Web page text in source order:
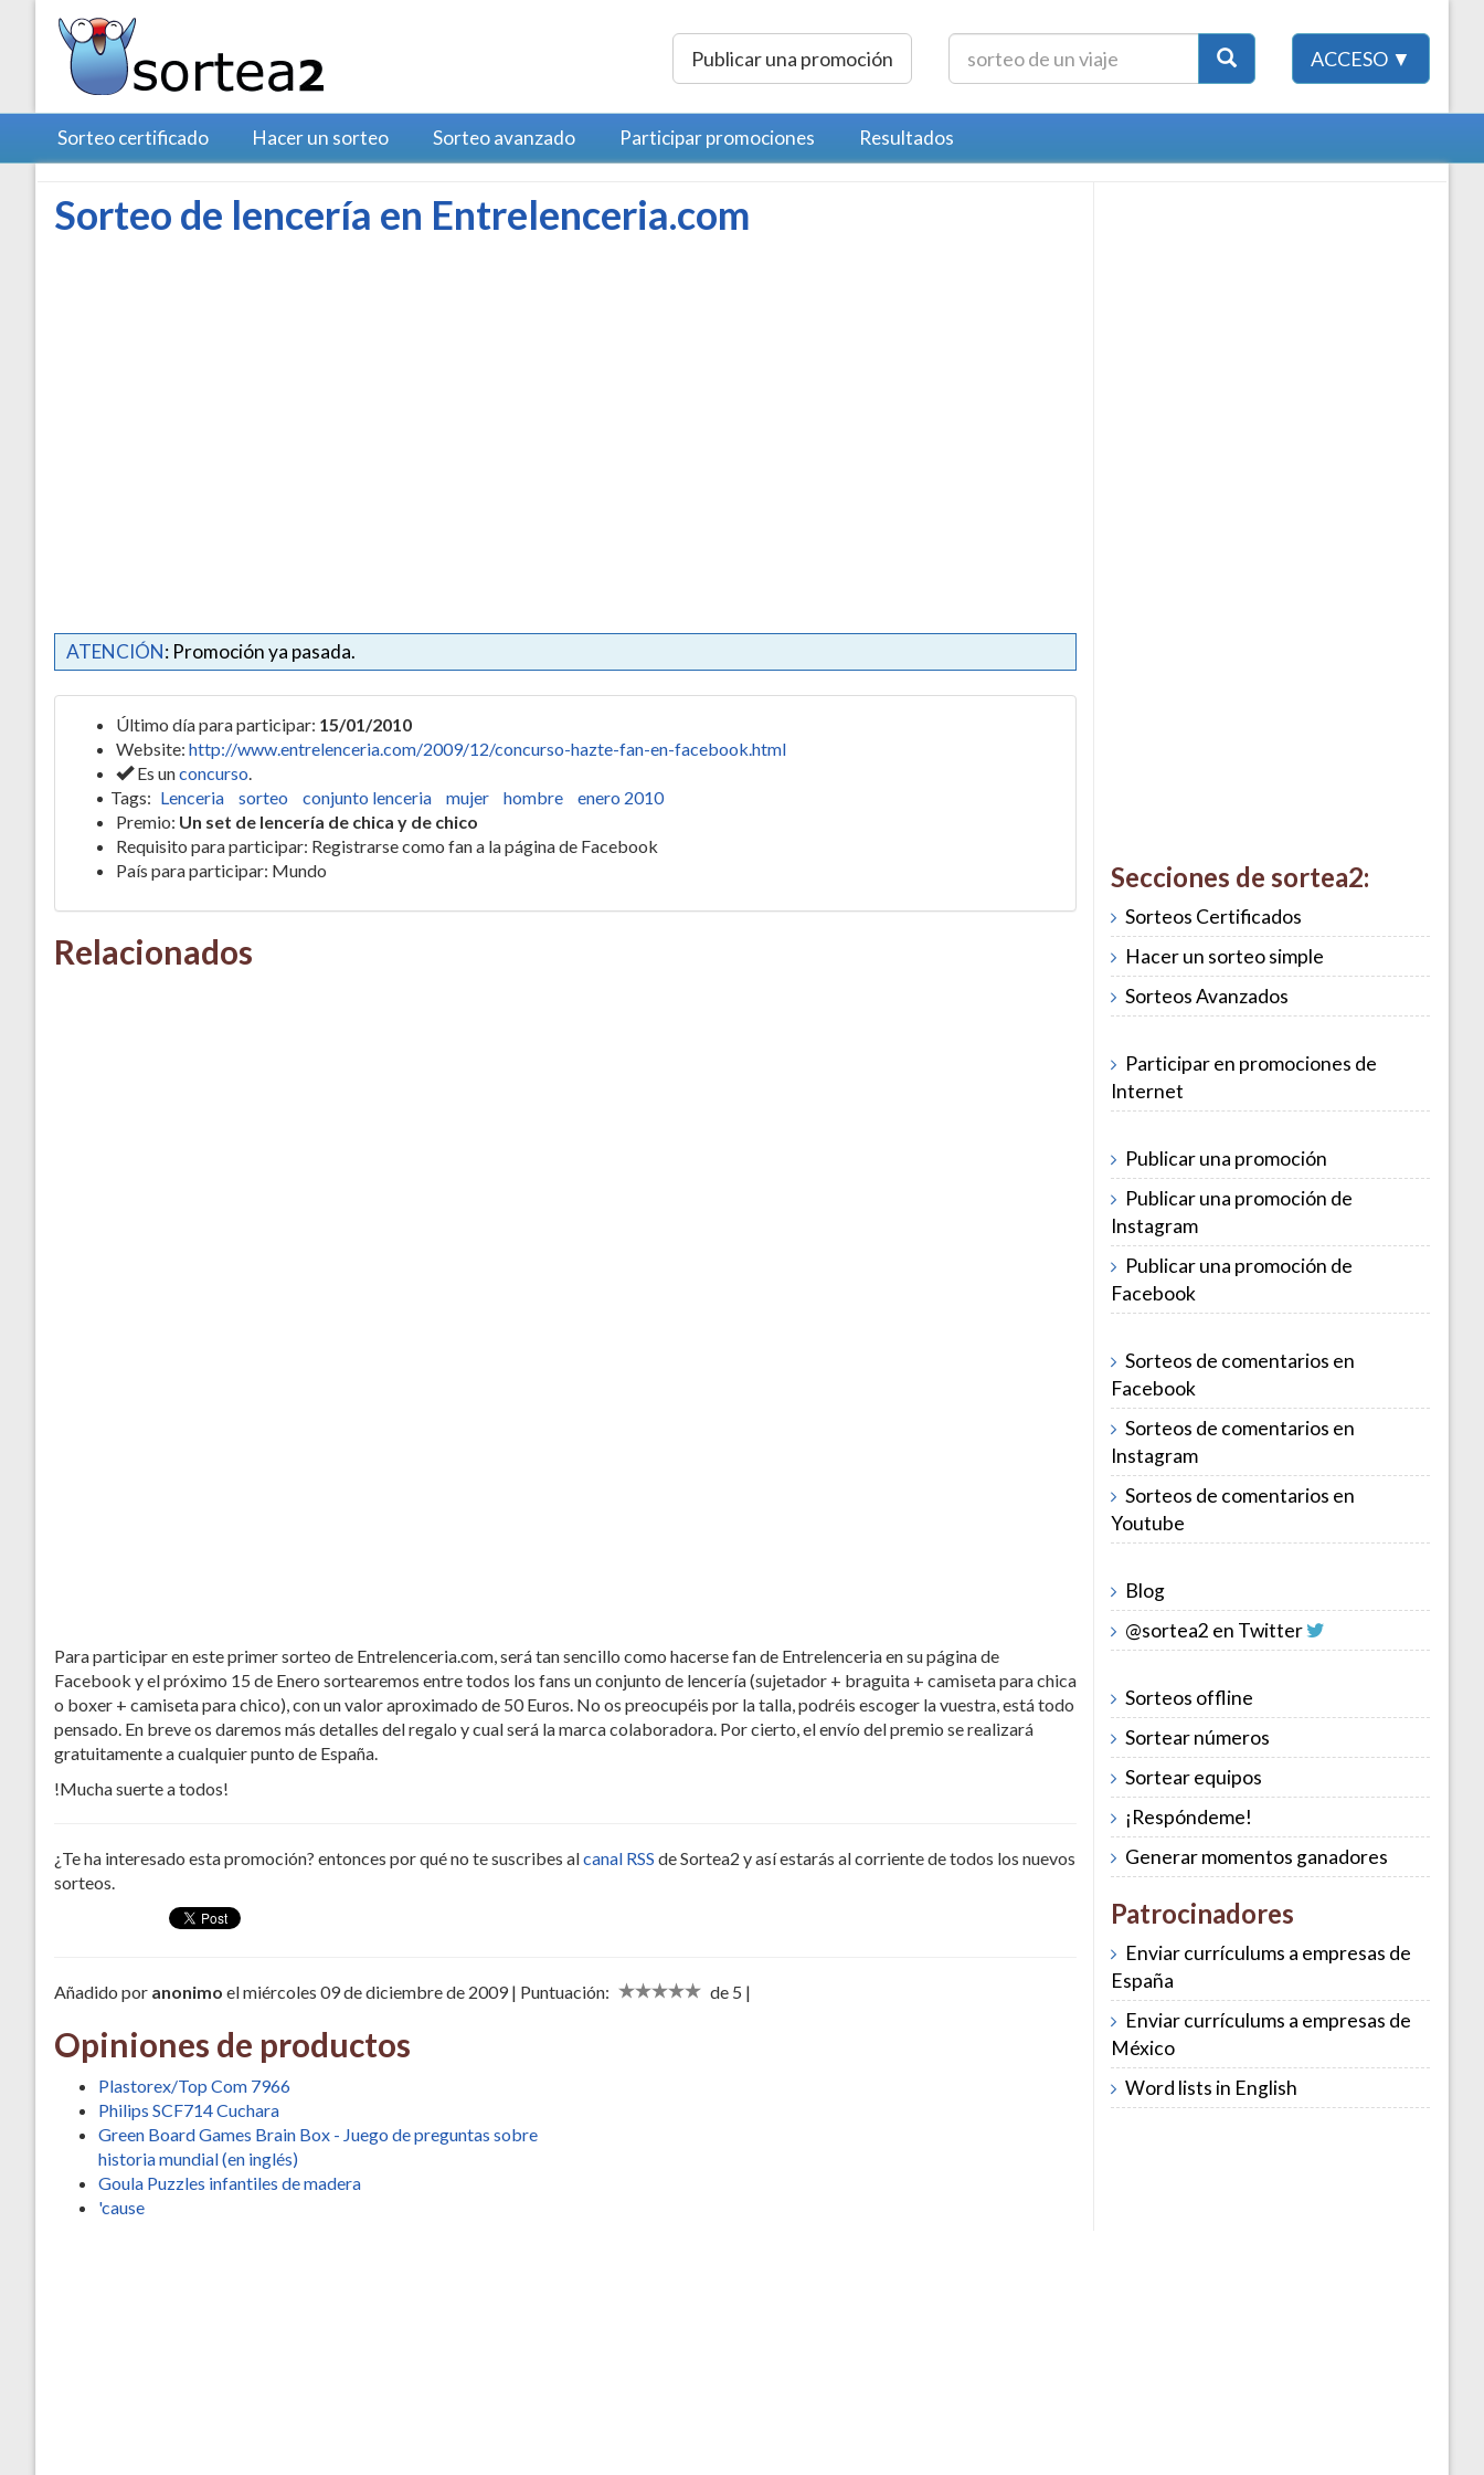
Publicar una promoción ACCESO ▼
Sorteo certificado Hacer un sorteo Sorteo avanzado Participar promociones Resultados
Sorteo de lencería en Entrelenceria.com
ATENCIÓN: Promoción ya pasada.
Último día para participar: 15/01/2010
Website: http://www.entrelenceria.com/2009/12/concurso-hazte-fan-en-facebook.html
Es unconcurso.
Tags: Lenceria sorteo conjunto lenceria mujer hombre
enero 2010
Premio: Un set de lencería de chica y de chico
Requisito para participar: Registrarse como fan a la página de Facebook
País para participar: Mundo
Relacionados
Para participar en este primer sorteo de Entrelenceria.com, será tan sencillo como hacerse fan de Entrelenceria en su página de
Facebook y el próximo 15 de Enero sortearemos entre todos los fans un conjunto de lencería (sujetador + braguita + camiseta para chica
o boxer + camiseta para chico), con un valor aproximado de 50 Euros. No os preocupéis por la talla, podréis escoger la vuestra, está todo
pensado. En breve os daremos más detalles del regalo y cual será la marca colaboradora. Por cierto, el envío del premio se realizará
gratuitamente a cualquier punto de España.
!Mucha suerte a todos!
¿Te ha interesado esta promoción? entonces por qué no te suscribes alcanal RSS de Sortea2 y así estarás al corriente de todos los nuevos
sorteos.
Añadido por anonimo el miércoles 09 de diciembre de 2009 | Puntuación: de 5 |
Opiniones de productos
Plastorex/Top Com 7966
Philips SCF714 Cuchara
Green Board Games Brain Box - Juego de preguntas sobre
historia mundial (en inglés)
Goula Puzzles infantiles de madera
'cause
Secciones de sortea2:
Sorteos Certificados
Hacer un sorteo simple
Sorteos Avanzados
Participar en promociones de
Internet
Publicar una promoción
Publicar una promoción de
Instagram
Publicar una promoción de
Facebook
Sorteos de comentarios en
Facebook
Sorteos de comentarios en
Instagram
Sorteos de comentarios en
Youtube
Blog
@sortea2 en Twitter
Sorteos offline
Sortear números
Sortear equipos
¡Respóndeme!
Generar momentos ganadores
Patrocinadores
Enviar currículums a empresas de
España
Enviar currículums a empresas de
México
Word lists in English